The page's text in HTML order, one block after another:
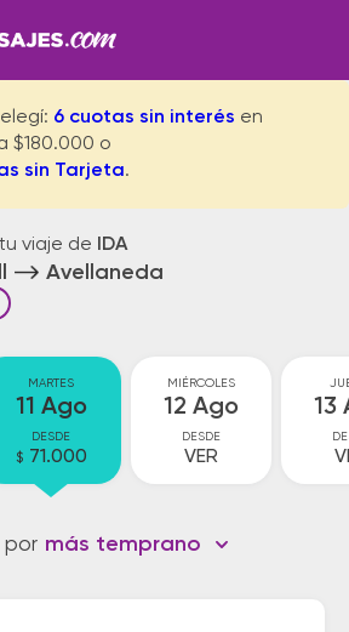
6 cuotas sin interés en
$180.000 o
sin Tarjeta.
viaje de IDA
Avellaneda
MARTES
11 Ago
DESDE
$ 71.000
MIÉRCOLES
12 Ago
DESDE
VER
13
por más temprano